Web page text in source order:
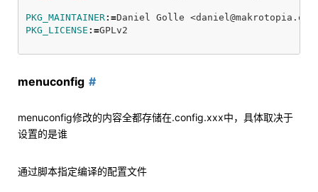
PKG_MAINTAINER:=
PKG_LICENSE :=GPLv2
menuconfig
menuconfig修改的内容全都存储在.config.xxx中，具体取决于
设置的是谁
通过脚本指定编译的配置文件